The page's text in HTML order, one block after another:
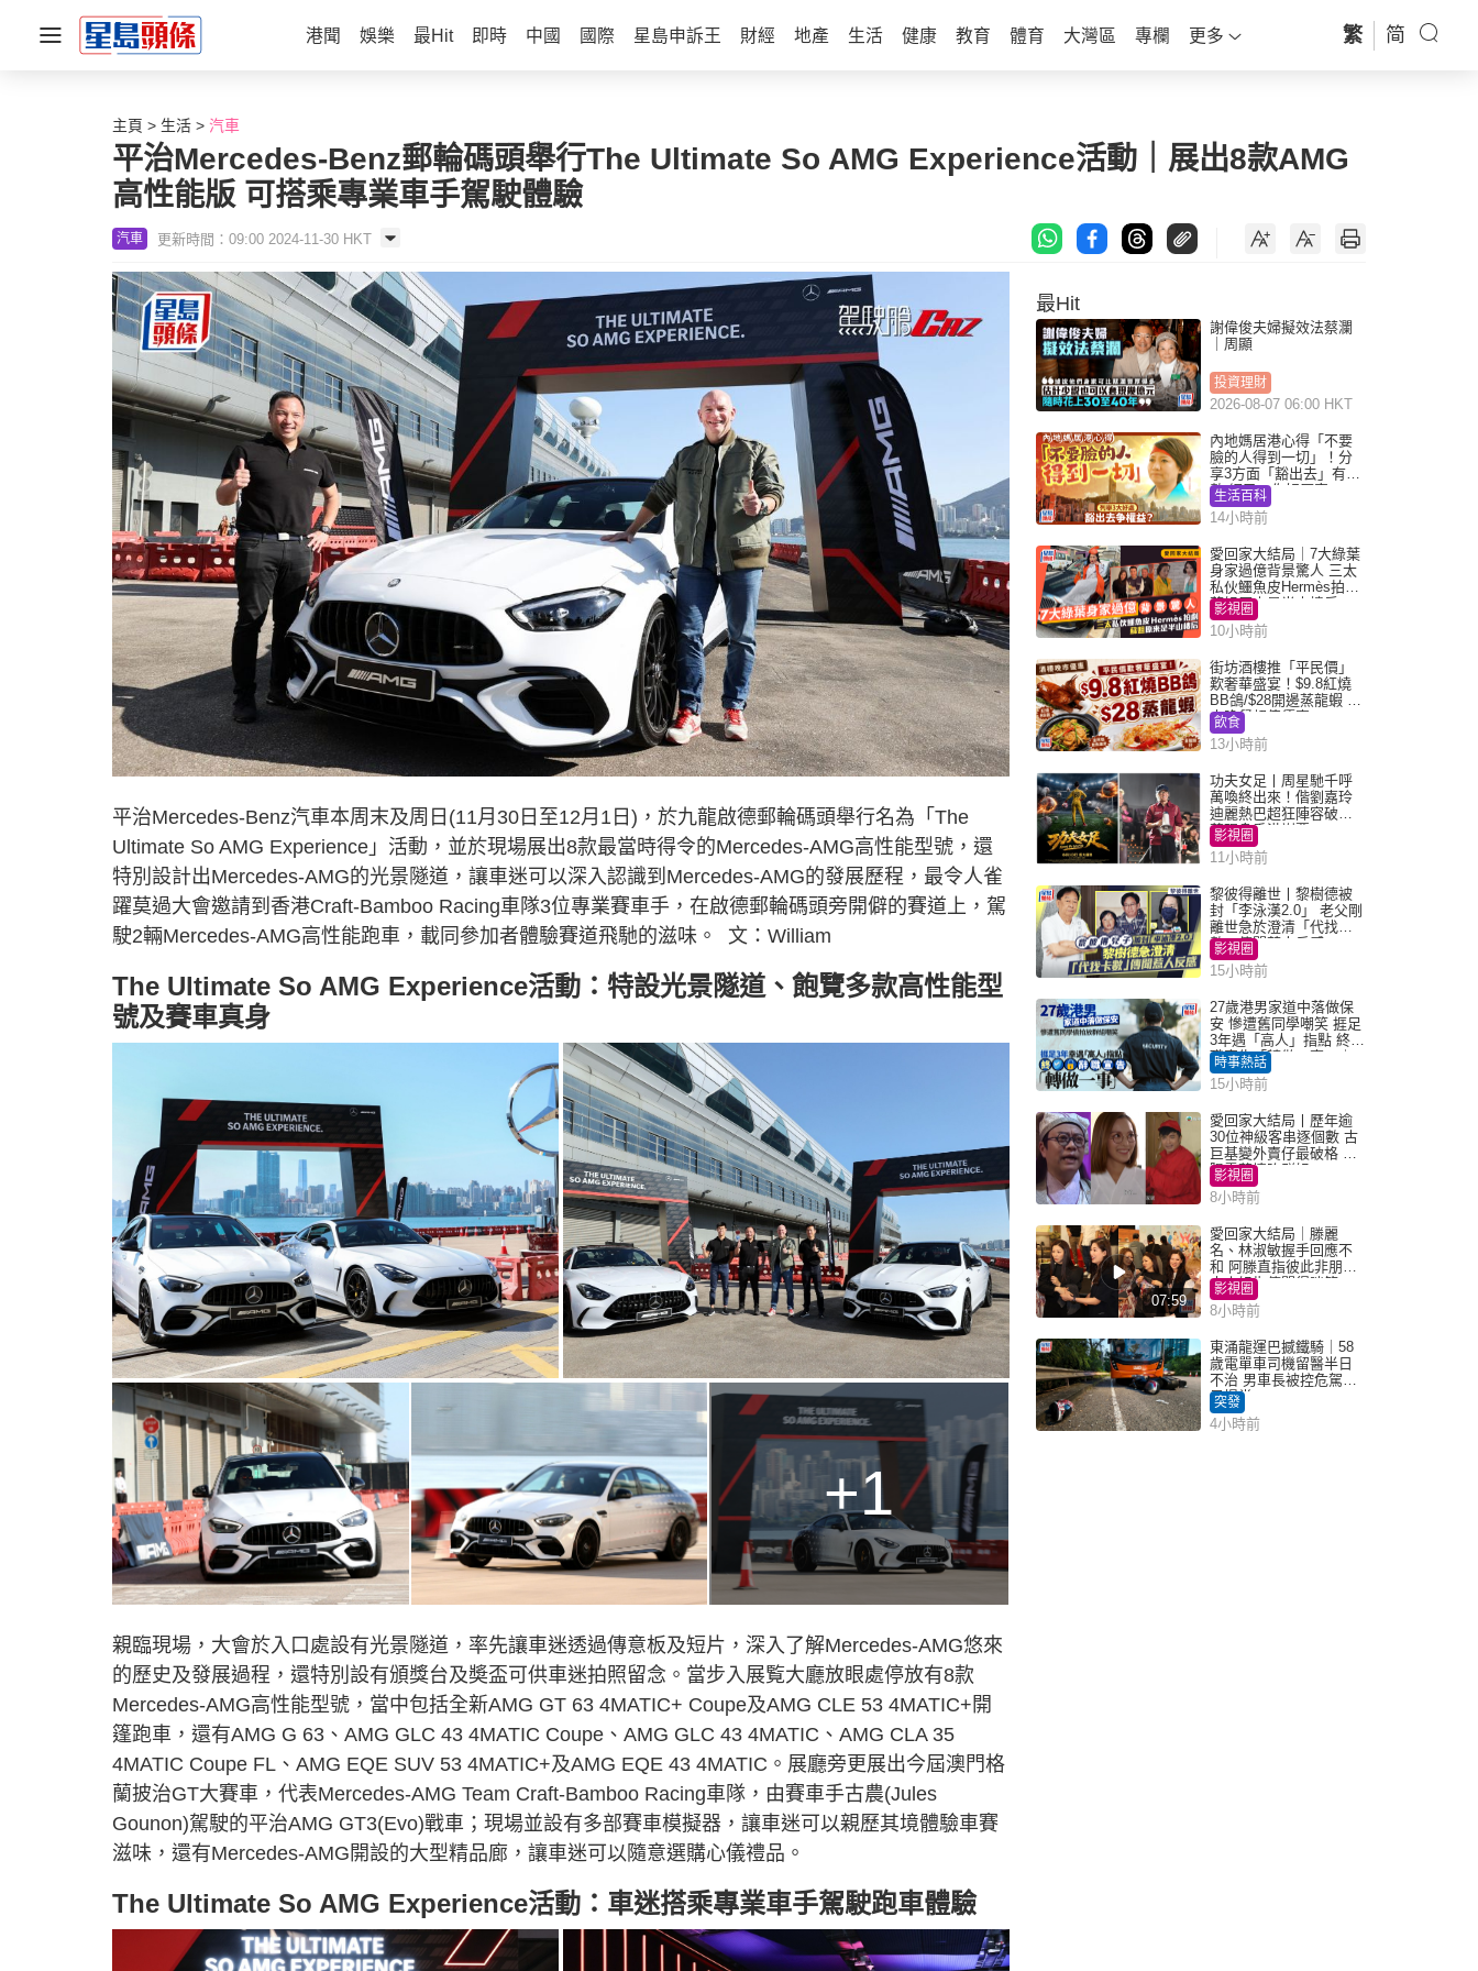
港聞 娛樂 最Hit 即時 中國 國際 星島申訴王 財經 地產 生活 健康 教育 體育 大灣區 專欄 更多 繁 简
主頁 生活 汽車
平治Mercedes-Benz郵輪碼頭舉行The Ultimate So AMG Experience活動｜展出8款AMG
高性能版 可搭乘專業車手駕駛體驗
汽車 更新時間：09:00 2024-11-30 HKT
平治Mercedes-Benz汽車本周末及周日(11月30日至12月1日)，於九龍啟德郵輪碼頭舉行名為「The
Ultimate So AMG Experience」活動，並於現場展出8款最當時得令的Mercedes-AMG高性能型號，還
特別設計出Mercedes-AMG的光景隧道，讓車迷可以深入認識到Mercedes-AMG的發展歷程，最令人雀
躍莫過大會邀請到香港Craft-Bamboo Racing車隊3位專業賽車手，在啟德郵輪碼頭旁開僻的賽道上，駕
駛2輛Mercedes-AMG高性能跑車，載同參加者體驗賽道飛馳的滋味。 文：William
The Ultimate So AMG Experience活動：特設光景隧道、飽覽多款高性能型
號及賽車真身
+1
親臨現場，大會於入口處設有光景隧道，率先讓車迷透過傳意板及短片，深入了解Mercedes-AMG悠來
的歷史及發展過程，還特別設有頒獎台及奬盃可供車迷拍照留念。當步入展覧大廳放眼處停放有8款
Mercedes-AMG高性能型號，當中包括全新AMG GT 63 4MATIC+ Coupe及AMG CLE 53 4MATIC+開
篷跑車，還有AMG G 63、AMG GLC 43 4MATIC Coupe、AMG GLC 43 4MATIC、AMG CLA 35
4MATIC Coupe FL、AMG EQE SUV 53 4MATIC+及AMG EQE 43 4MATIC。展廳旁更展出今屆澳門格
蘭披治GT大賽車，代表Mercedes-AMG Team Craft-Bamboo Racing車隊，由賽車手古農(Jules
Gounon)駕駛的平治AMG GT3(Evo)戰車；現場並設有多部賽車模擬器，讓車迷可以親歷其境體驗車賽
滋味，還有Mercedes-AMG開設的大型精品廊，讓車迷可以隨意選購心儀禮品。
The Ultimate So AMG Experience活動：車迷搭乘專業車手駕駛跑車體驗
最Hit
謝偉俊夫婦擬效法蔡瀾
｜周顯
投資理財
2026-08-07 06:00 HKT
內地媽居港心得「不要
臉的人得到一切」！分
享3方面「豁出去」有著
數 網民：你好厲害
生活百科
14小時前
愛回家大結局｜7大綠葉
身家過億背景驚人 三太
私伙鱷魚皮Hermès拍劇
蘇姐原來是半山樓后
影視圈
10小時前
街坊酒樓推「平民價」
歎奢華盛宴！$9.8紅燒
BB鴿/$28開邊蒸龍蝦 3
大晚餐超值優惠
飲食
13小時前
功夫女足丨周星馳千呼
萬喚終出來！偕劉嘉玲
迪麗熱巴超狂陣容破天
荒現身香港謝票
影視圈
11小時前
黎彼得離世丨黎樹德被
封「李泳漢2.0」 老父剛
離世急於澄清「代找卡
數」傳聞惹人反感
影視圈
15小時前
27歲港男家道中落做保
安 慘遭舊同學嘲笑 捱足
3年遇「高人」指點 終辭
職宣告「轉做一事」｜
Juicy叮
時事熱話
15小時前
愛回家大結局丨歷年逾
30位神級客串逐個數 古
巨基變外賣仔最破格 歐
陽震華情陷群姐
影視圈
8小時前
07:59
愛回家大結局｜滕麗
名、林淑敏握手回應不
和 阿滕直指彼此非朋友
大小姐指傳聞得啖笑
影視圈
8小時前
東涌龍運巴撼鐵騎｜58
歲電單車司機留醫半日
不治 男車長被控危駕今
早提堂
突發
4小時前